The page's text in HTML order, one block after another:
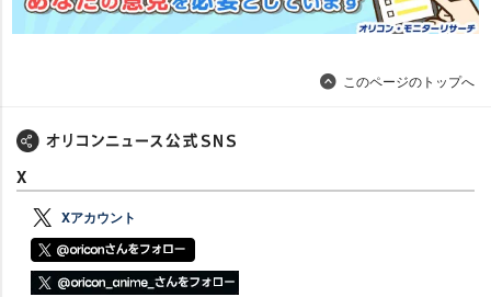
このページのトップへ
X
Xアカウント